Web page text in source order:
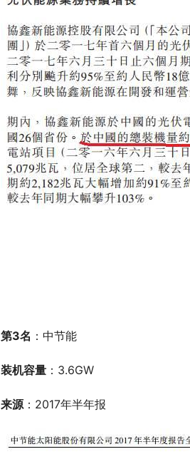
第3名 ：中节能
装机容量 ：3.6GW
来源：2017年半年报